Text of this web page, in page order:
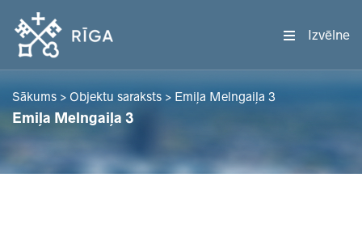
Izvēlne
Sākums > Objektu saraksts > Emiļa Melngaiļa 3
Emiļa Melngaiļa 3